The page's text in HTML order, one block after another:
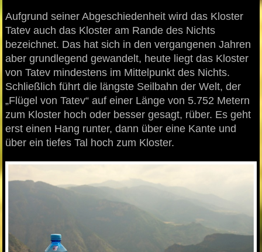
Aufgrund seiner Abgeschiedenheit wird das Kloster
Tatev auch das Kloster am Rande des Nichts
bezeichnet. Das hat sich in den vergangenen Jahren
aber grundlegend gewandelt, heute liegt das Kloster
von Tatev mindestens im Mittelpunkt des Nichts.
Schließlich führt die längste Seilbahn der Welt, der
„Flügel von Tatev“ auf einer Länge von 5.752 Metern
zum Kloster hoch oder besser gesagt, rüber. Es geht
erst einen Hang runter, dann über eine Kante und
über ein tiefes Tal hoch zum Kloster.